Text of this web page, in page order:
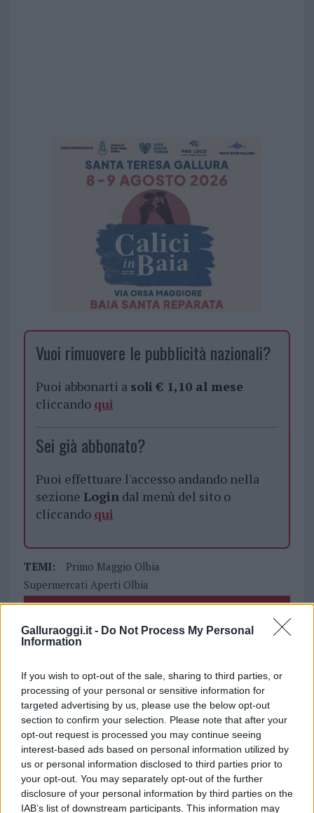
Galluraoggi.it - Do Not Process My Personal
Information
If you wish to opt-out of the sale, sharing to third parties, or
processing of your personal or sensitive information for
targeted advertising by us, please use the below opt-out
section to confirm your selection. Please note that after your
opt-out request is processed you may continue seeing
interest-based ads based on personal information utilized by
us or personal information disclosed to third parties prior to
your opt-out. You may separately opt-out of the further
disclosure of your personal information by third parties on the
IAB’s list of downstream participants. This information may
Vuoi rimuovere le pubblicità nazionali?
Puoi abbonarti a soli € 1,10 al mese
cliccando qui
Sei già abbonato?
Puoi effettuare l'accesso andando nella
sezione Logindal menù del sito o
cliccando qui
TEMI:
Primo Maggio Olbia
Supermercati Aperti Olbia
i tuoi video e le tue foto
345 356 7512
Notizie in tempo reale?
Entra nel canale telegram di
GalluraOggi.it